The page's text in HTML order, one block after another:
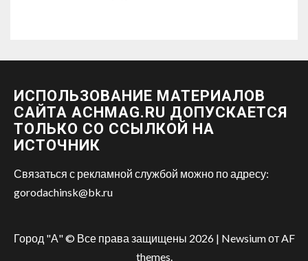
ИСПОЛЬЗОВАНИЕ МАТЕРИАЛОВ
САЙТА ACHMAG.RU ДОПУСКАЕТСЯ
ТОЛЬКО СО ССЫЛКОЙ НА
ИСТОЧНИК
Связаться с рекламной службой можно по адресу:
gorodachinsk@bk.ru
Город "А" © Все права защищены 2026 | Newsiumот AF
themes.